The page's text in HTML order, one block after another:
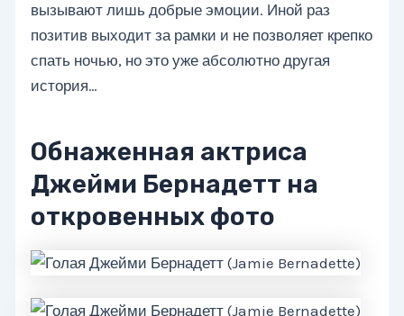
вызывают лишь добрые эмоции. Иной раз
позитив выходит за рамки и не позволяет крепко
спать ночью, но это уже абсолютно другая
история…
Обнаженная актриса
Джейми Бернадетт на
откровенных фото